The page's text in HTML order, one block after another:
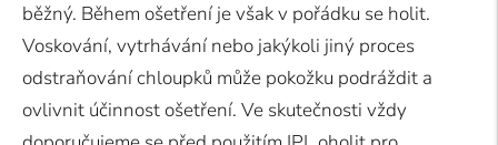
běžný. Během ošetření je však v pořádku se holit.
Voskování, vytrhávání nebo jakýkoli jiný proces
odstraňování chloupků může pokožku podráždit a
ovlivnit účinnost ošetření. Ve skutečnosti vždy